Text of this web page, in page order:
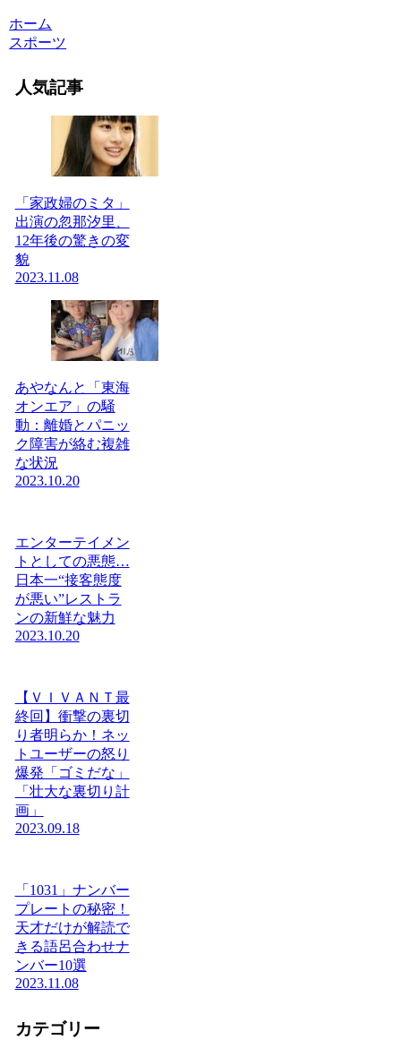
ホーム
スポーツ
人気記事
「家政婦のミタ」
出演の忽那汐里、
12年後の驚きの変
貌
2023.11.08
あやなんと「東海
オンエア」の騒
動：離婚とパニッ
ク障害が絡む複雑
な状況
2023.10.20
エンターテイメン
トとしての悪態…
日本一“接客態度
が悪い”レストラ
ンの新鮮な魅力
2023.10.20
【ＶＩＶＡＮＴ最
終回】衝撃の裏切
り者明らか！ネッ
トユーザーの怒り
爆発「ゴミだな」
「壮大な裏切り計
画」
2023.09.18
「1031」ナンバー
プレートの秘密！
天才だけが解読で
きる語呂合わせナ
ンバー10選
2023.11.08
カテゴリー